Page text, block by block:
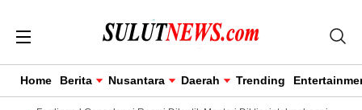
Home Berita Nusantara Daerah Trending